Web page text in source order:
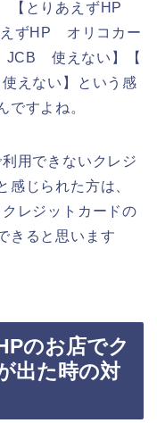
【とりあえずHP
ずHP オリコカー
JCB 使えない】【
えない】という感
ですよね。
用できないクレジ
感じられた方は、
レジットカードの
きると思います
のお店でク
出た時の対